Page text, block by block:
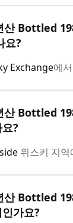
Bottled
요?
Exchange에
Bottled
?
위스키 지
Bottled
가요?